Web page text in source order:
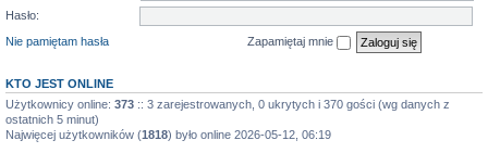
Hasło:
Nie pamiętam hasła
Zapamiętaj mnie
KTO JEST ONLINE
Użytkownicy online: 373 :: 3 zarejestrowanych, 0 ukrytych i 370 gości (wg danych z
ostatnich 5 minut)
Najwięcej użytkowników (1818) było online 2026-05-12, 06:19